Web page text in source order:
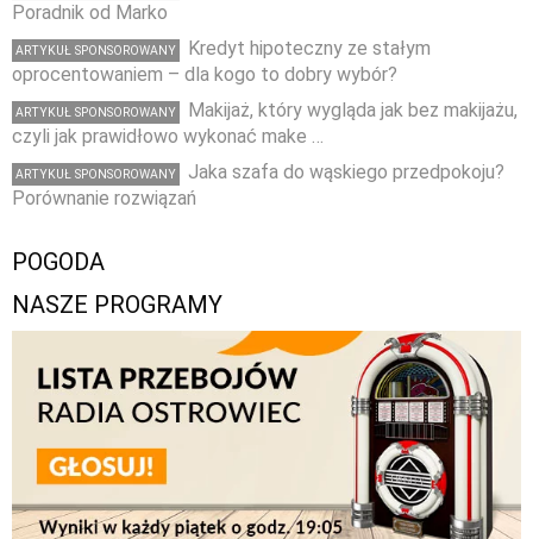
Poradnik od Marko
ARTYKUŁ SPONSOROWANY
Kredyt hipoteczny ze stałym
oprocentowaniem – dla kogo to dobry wybór?
ARTYKUŁ SPONSOROWANY
Makijaż, który wygląda jak bez makijażu,
czyli jak prawidłowo wykonać make …
ARTYKUŁ SPONSOROWANY
Jaka szafa do wąskiego przedpokoju?
Porównanie rozwiązań
POGODA
NASZE PROGRAMY